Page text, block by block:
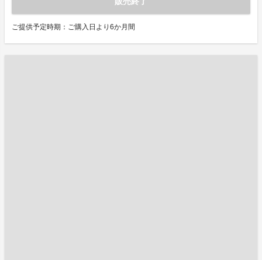
ご提供予定時期：ご購入日より6か月間